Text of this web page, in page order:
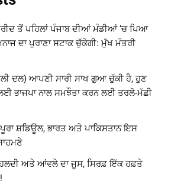
ਤੋਂ ਪਹਿਲਾਂ ਪੰਜਾਬ ਦੀਆਂ ਮੰਡੀਆਂ ‘ਚ ਪਿਆ
ਦਾ ਪੁਰਾਣਾ ਸਟਾਕ ਚੁੱਕੇਗੀ: ਮੁੱਖ ਮੰਤਰੀ
ਦਲ) ਆਪਣੀ ਸਾਰੀ ਸਾਖ ਗੁਆ ਚੁੱਕੀ ਹੈ, ਹੁਣ
ਭਾਜਪਾ ਨਾਲ ਸਮਝੌਤਾ ਕਰਨ ਲਈ ਤਰਲੋ-ਮੱਛੀ
ਸ਼ਡਿਊਲ, ਭਾਰਤ ਅਤੇ ਪਾਕਿਸਤਾਨ ਇਸ
ਹਲਦੀ ਅਤੇ ਆਂਵਲੇ ਦਾ ਜੂਸ, ਸਿਰਫ਼ ਇੱਕ ਹਫ਼ਤੇ